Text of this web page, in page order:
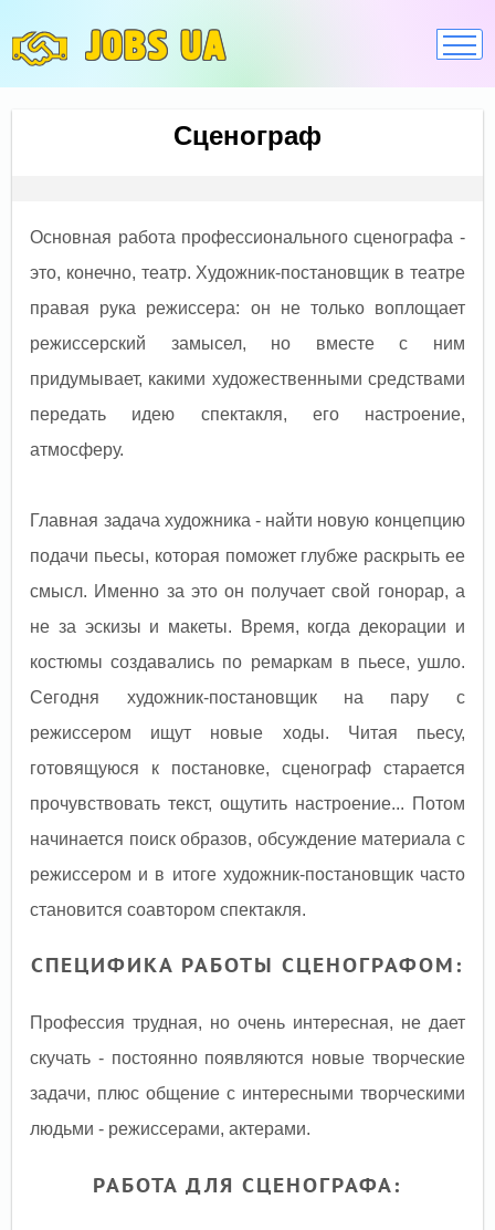
JOBS UA
Сценограф
Основная работа профессионального сценографа -
это, конечно, театр. Художник-постановщик в театре
правая рука режиссера: он не только воплощает
режиссерский замысел, но вместе с ним
придумывает, какими художественными средствами
передать идею спектакля, его настроение,
атмосферу.
Главная задача художника - найти новую концепцию
подачи пьесы, которая поможет глубже раскрыть ее
смысл. Именно за это он получает свой гонорар, а
не за эскизы и макеты. Время, когда декорации и
костюмы создавались по ремаркам в пьесе, ушло.
Сегодня художник-постановщик на пару с
режиссером ищут новые ходы. Читая пьесу,
готовящуюся к постановке, сценограф старается
прочувствовать текст, ощутить настроение... Потом
начинается поиск образов, обсуждение материала с
режиссером и в итоге художник-постановщик часто
становится соавтором спектакля.
СПЕЦИФИКА РАБОТЫ СЦЕНОГРАФОМ:
Профессия трудная, но очень интересная, не дает
скучать - постоянно появляются новые творческие
задачи, плюс общение с интересными творческими
людьми - режиссерами, актерами.
РАБОТА ДЛЯ СЦЕНОГРАФА: